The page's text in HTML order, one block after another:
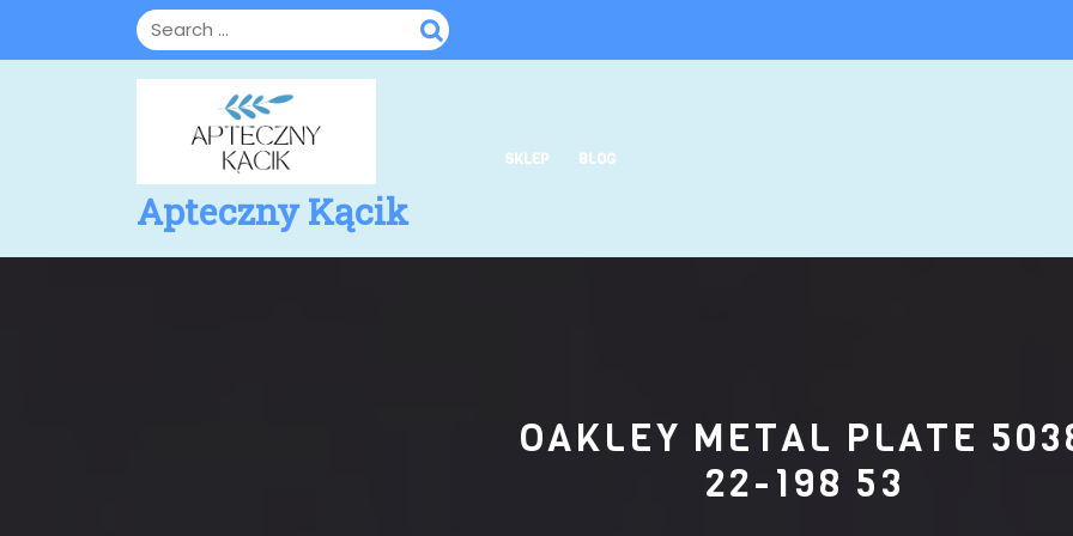
content
Apteczny Kącik
SKLEP BLOG
OAKLEY METAL PLATE
22-198 53